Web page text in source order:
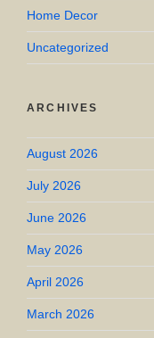
Home Decor
Uncategorized
ARCHIVES
August 2026
July 2026
June 2026
May 2026
April 2026
March 2026